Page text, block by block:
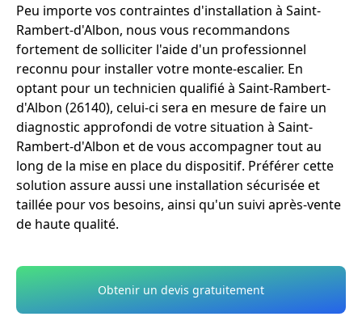
Peu importe vos contraintes d'installation à Saint-
Rambert-d'Albon, nous vous recommandons
fortement de solliciter l'aide d'un professionnel
reconnu pour installer votre monte-escalier. En
optant pour un technicien qualifié à Saint-Rambert-
d'Albon (26140), celui-ci sera en mesure de faire un
diagnostic approfondi de votre situation à Saint-
Rambert-d'Albon et de vous accompagner tout au
long de la mise en place du dispositif. Préférer cette
solution assure aussi une installation sécurisée et
taillée pour vos besoins, ainsi qu'un suivi après-vente
de haute qualité.
Obtenir un devis gratuitement